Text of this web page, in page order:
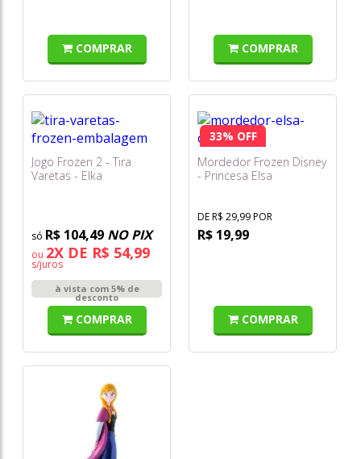
COMPRAR COMPRAR
Jogo Frozen 2 - Tira
Varetas - Elka
R$ 104,49 NO PIX
ou 2X DE R$ 54,99
s/juros
à vista com 5% de
desconto
COMPRAR
33% OFF
Mordedor Frozen Disney
- Princesa Elsa
DE R$ 29,99 POR
R$ 19,99
COMPRAR